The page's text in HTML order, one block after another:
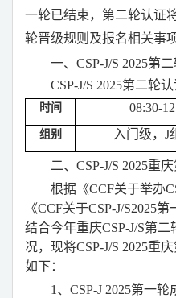
一轮已结束，第二轮认证
轮晋级规则及报名相关事
一、 CSP-J/S 2025第
CSP-J/S 2025第二轮认
时间 08:30-
组别 入门级， J
二、 CSP-J/S 2025重
根据《CCF关于举办
《CCF关于CSP-J/S2025第
结合今年重庆CSP-J/S第二
况，现将CSP-J/S 2025重
如下：
1 、 CSP-J 2025第一轮